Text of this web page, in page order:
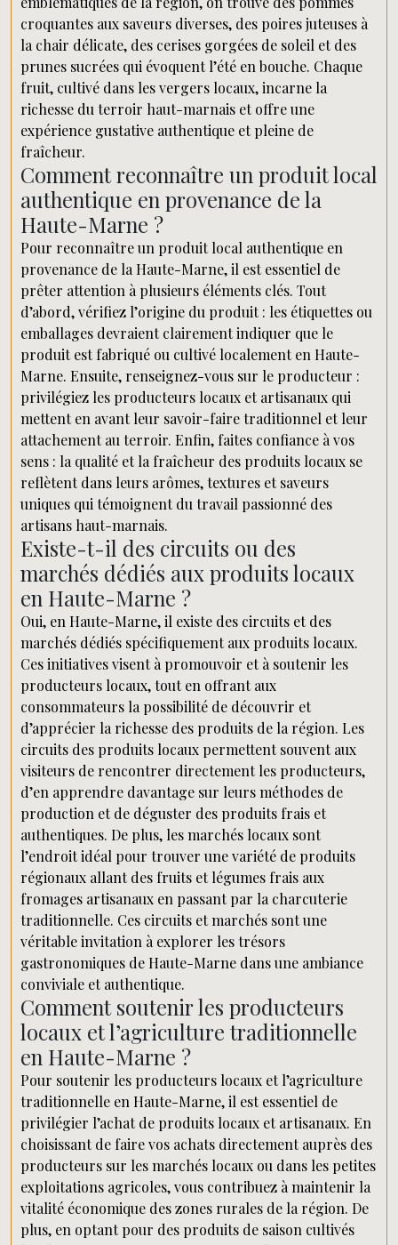
croquantes aux saveurs diverses, des poires juteuses à
la chair délicate, des cerises gorgées de soleil et des
prunes sucrées qui évoquent l’été en bouche. Chaque
fruit, cultivé dans les vergers locaux, incarne la
richesse du terroir haut-marnais et offre une
expérience gustative authentique et pleine de
fraîcheur.
Comment reconnaître un produit local
authentique en provenance de la
Haute-Marne ?
Pour reconnaître un produit local authentique en
provenance de la Haute-Marne, il est essentiel de
prêter attention à plusieurs éléments clés. Tout
d’abord, vérifiez l’origine du produit : les étiquettes ou
emballages devraient clairement indiquer que le
produit est fabriqué ou cultivé localement en Haute-
Marne. Ensuite, renseignez-vous sur le producteur :
privilégiez les producteurs locaux et artisanaux qui
mettent en avant leur savoir-faire traditionnel et leur
attachement au terroir. Enfin, faites confiance à vos
sens : la qualité et la fraîcheur des produits locaux se
reflètent dans leurs arômes, textures et saveurs
uniques qui témoignent du travail passionné des
artisans haut-marnais.
Existe-t-il des circuits ou des
marchés dédiés aux produits locaux
en Haute-Marne ?
Oui, en Haute-Marne, il existe des circuits et des
marchés dédiés spécifiquement aux produits locaux.
Ces initiatives visent à promouvoir et à soutenir les
producteurs locaux, tout en offrant aux
consommateurs la possibilité de découvrir et
d’apprécier la richesse des produits de la région. Les
circuits des produits locaux permettent souvent aux
visiteurs de rencontrer directement les producteurs,
d’en apprendre davantage sur leurs méthodes de
production et de déguster des produits frais et
authentiques. De plus, les marchés locaux sont
l’endroit idéal pour trouver une variété de produits
régionaux allant des fruits et légumes frais aux
fromages artisanaux en passant par la charcuterie
traditionnelle. Ces circuits et marchés sont une
véritable invitation à explorer les trésors
gastronomiques de Haute-Marne dans une ambiance
conviviale et authentique.
Comment soutenir les producteurs
locaux et l’agriculture traditionnelle
en Haute-Marne ?
Pour soutenir les producteurs locaux et l’agriculture
traditionnelle en Haute-Marne, il est essentiel de
privilégier l’achat de produits locaux et artisanaux. En
choisissant de faire vos achats directement auprès des
producteurs sur les marchés locaux ou dans les petites
exploitations agricoles, vous contribuez à maintenir la
vitalité économique des zones rurales de la région. De
plus, en optant pour des produits de saison cultivés